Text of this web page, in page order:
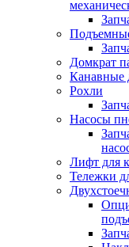
Домкрат
Канавные
Рохли
Насосы
Лифт для
Тележки